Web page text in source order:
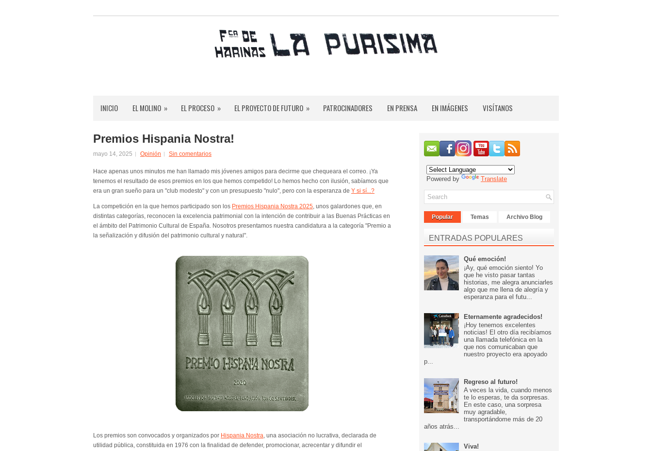
INICIO EL MOLINO » EL PROCESO » EL PROYECTO DE FUTURO » PATROCINADORES EN PRENSA EN IMÁGENES VISÍTANOS
Premios Hispania Nostra!
mayo 14, 2025 Opinión Sin comentarios
Hace apenas unos minutos me han llamado mis jóvenes amigos para decirme que chequeara el correo. ¡Ya
tenemos el resultado de esos premios en los que hemos competido! Lo hemos hecho con ilusión, sabíamos que
era un gran sueño para un "club modesto" y con un presupuesto "nulo", pero con la esperanza de Y si sí...?
La competición en la que hemos participado son los Premios Hispania Nostra 2025, unos galardones que, en
distintas categorías, reconocen la excelencia patrimonial con la intención de contribuir a las Buenas Prácticas en
el ámbito del Patrimonio Cultural de España. Nosotros presentamos nuestra candidatura a la categoría "Premio a
la señalización y difusión del patrimonio cultural y natural".
Los premios son convocados y organizados por Hispania Nostra, una asociación no lucrativa, declarada de
utilidad pública, constituida en 1976 con la finalidad de defender, promocionar, acrecentar y difundir el
Powered by Translate
Popular Temas Archivo Blog
ENTRADAS POPULARES
Qué emoción!
¡Ay, qué emoción siento! Yo
que he visto pasar tantas
historias, me alegra anunciarles
algo que me llena de alegría y
esperanza para el futu...
Eternamente agradecidos!
¡Hoy tenemos excelentes
noticias! El otro día recibíamos
una llamada telefónica en la
que nos comunicaban que
nuestro proyecto era apoyado
p...
Regreso al futuro!
A veces la vida, cuando menos
te lo esperas, te da sorpresas.
En este caso, una sorpresa
muy agradable,
transportándome más de 20
años atrás...
Viva!